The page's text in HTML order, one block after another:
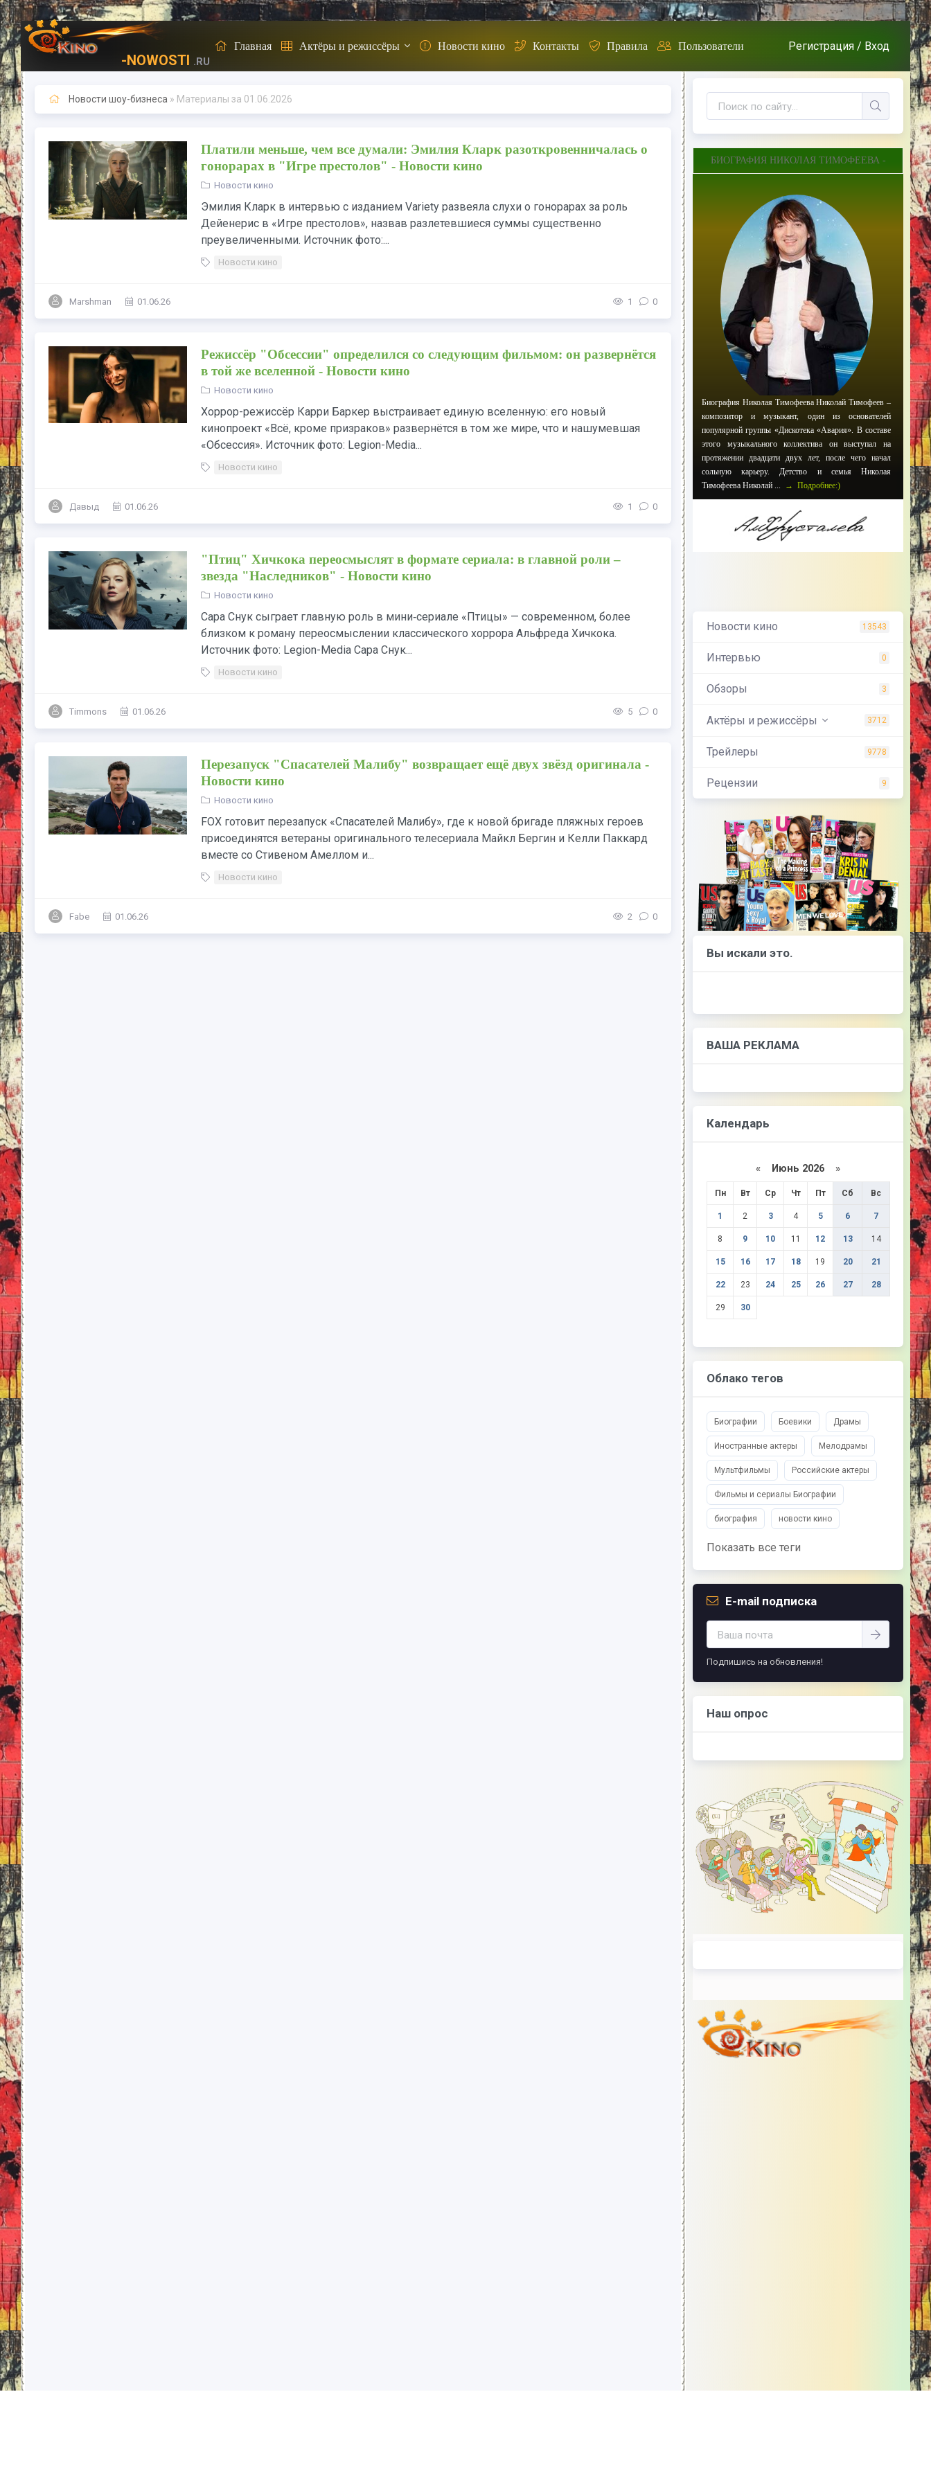
-NOWOSTI .RU
Главная Актёры и режиссёры Новости кино Контакты Правила Пользователи Регистрация / Вход
Новости шоу-бизнеса » Материалы за 01.06.2026
Платили меньше, чем все думали: Эмилия Кларк разоткровенничалась о
гонорарах в "Игре престолов" - Новости кино
Новости кино
Эмилия Кларк в интервью с изданием Variety развеяла слухи о гонорарах за роль
Дейенерис в «Игре престолов», назвав разлетевшиеся суммы существенно
преувеличенными. Источник фото:...
Новости кино
Marshman 01.06.26 1 0
Режиссёр "Обсессии" определился со следующим фильмом: он развернётся
в той же вселенной - Новости кино
Новости кино
Хоррор-режиссёр Карри Баркер выстраивает единую вселенную: его новый
кинопроект «Всё, кроме призраков» развернётся в том же мире, что и нашумевшая
«Обсессия». Источник фото: Legion-Media...
Новости кино
Давыд 01.06.26 1 0
"Птиц" Хичкока переосмыслят в формате сериала: в главной роли –
звезда "Наследников" - Новости кино
Новости кино
Сара Снук сыграет главную роль в мини‑сериале «Птицы» — современном, более
близком к роману переосмыслении классического хоррора Альфреда Хичкока.
Источник фото: Legion-Media Сара Снук...
Новости кино
Timmons 01.06.26 5 0
Перезапуск "Спасателей Малибу" возвращает ещё двух звёзд оригинала -
Новости кино
Новости кино
FOX готовит перезапуск «Спасателей Малибу», где к новой бригаде пляжных героев
присоединятся ветераны оригинального телесериала Майкл Бергин и Келли Паккард
вместе со Стивеном Амеллом и...
Новости кино
Fabe 01.06.26 2 0
БИОГРАФИЯ НИКОЛАЯ ТИМОФЕЕВА -
Биография Николая Тимофеева Николай Тимофеев –
композитор и музыкант, один из основателей
популярной группы «Дискотека «Авария». В составе
этого музыкального коллектива он выступал на
протяжении двадцати двух лет, после чего начал
сольную карьеру. Детство и семья Николая
Тимофеева Николай ...
→ Подробнее:)
Новости кино 13543
Интервью 0
Обзоры 3
Актёры и режиссёры 3712
Трейлеры 9778
Рецензии 9
Вы искали это.
ВАША РЕКЛАМА
Календарь
« Июнь 2026 »
Пн Вт Ср Чт Пт Сб Вс
1 2 3 4 5 6 7
8 9 10 11 12 13 14
15 16 17 18 19 20 21
22 23 24 25 26 27 28
29 30
Облако тегов
Биографии Боевики Драмы
Иностранные актеры Мелодрамы
Мультфильмы Российские актеры
Фильмы и сериалы Биографии
биография новости кино
Показать все теги
E-mail подписка
Подпишись на обновления!
Наш опрос